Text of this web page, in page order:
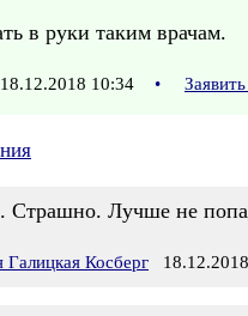
в руки таким врачам.
10:34 •
Страшно. Лучше не
Галицкая Косберг